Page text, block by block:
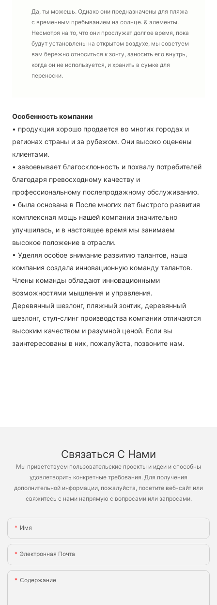
Да, ты можешь. Однако они предназначены для пляжа
с временным пребыванием на солнце. & элементы.
Несмотря на то, что они прослужат долгое время, пока
будут установлены на открытом воздухе, мы советуем
вам бережно относиться к зонту, заносить его внутрь,
когда он не используется, и хранить в сумке для
переноски.
Особенность компании
• продукция хорошо продается во многих городах и
регионах страны и за рубежом. Они высоко оценены
клиентами.
• завоевывает благосклонность и похвалу потребителей
благодаря превосходному качеству и
профессиональному послепродажному обслуживанию.
• была основана в После многих лет быстрого развития
комплексная мощь нашей компании значительно
улучшилась, и в настоящее время мы занимаем
высокое положение в отрасли.
• Уделяя особое внимание развитию талантов, наша
компания создала инновационную команду талантов.
Члены команды обладают инновационными
возможностями мышления и управления.
Деревянный шезлонг, пляжный зонтик, деревянный
шезлонг, стул-слинг производства компании отличаются
высоким качеством и разумной ценой. Если вы
заинтересованы в них, пожалуйста, позвоните нам.
Связаться С Нами
Мы приветствуем пользовательские проекты и идеи и способны
удовлетворить конкретные требования. Для получения
дополнительной информации, пожалуйста, посетите веб-сайт или
свяжитесь с нами напрямую с вопросами или запросами.
Имя
Электронная Почта
Содержание